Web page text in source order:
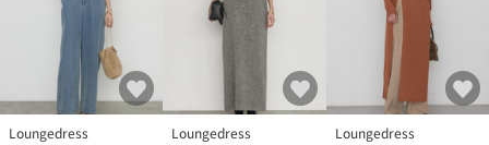
Loungedress Loungedress Loungedress